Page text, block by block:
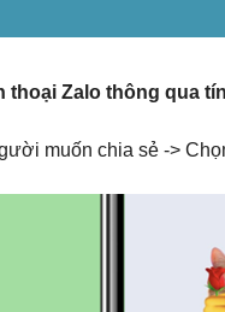
thoại Zalo thông qua
muốn chia sẻ ->